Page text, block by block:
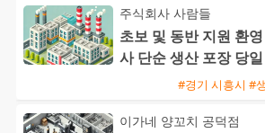
주식회사 사람들
초보 및 동반 지원 환
사 단순 생산 포장 당
#경기 시흥시 #
이가네 양꼬치 공덕점